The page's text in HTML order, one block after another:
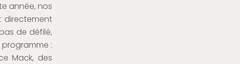
année, nos
directement
de défilé,
programme :
Mack, des